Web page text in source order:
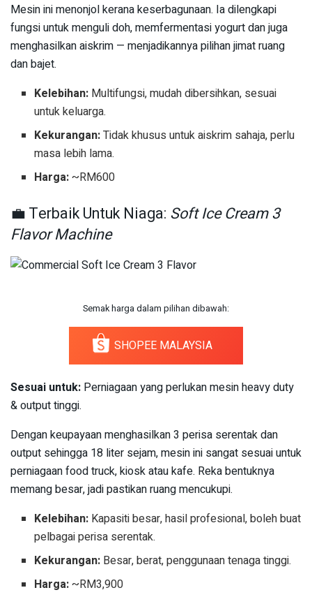
Mesin ini menonjol kerana keserbagunaan. Ia dilengkapi
fungsi untuk menguli doh, memfermentasi yogurt dan juga
menghasilkan aiskrim — menjadikannya pilihan jimat ruang
dan bajet.
Kelebihan: Multifungsi, mudah dibersihkan, sesuai
untuk keluarga.
Kekurangan:Tidak khusus untuk aiskrim sahaja, perlu
masa lebih lama.
Harga:~RM600
💼 Terbaik Untuk Niaga: Soft Ice Cream 3
Flavor Machine
Semak harga dalam pilihan dibawah:
SHOPEE MALAYSIA
Sesuai untuk: Perniagaan yang perlukan mesin heavy duty
& output tinggi.
Dengan keupayaan menghasilkan 3 perisa serentak dan
output sehingga 18 liter sejam, mesin ini sangat sesuai untuk
perniagaan food truck, kiosk atau kafe. Reka bentuknya
memang besar, jadi pastikan ruang mencukupi.
Kelebihan: Kapasiti besar, hasil profesional, boleh buat
pelbagai perisa serentak.
Kekurangan: Besar, berat, penggunaan tenaga tinggi.
Harga:~RM3,900